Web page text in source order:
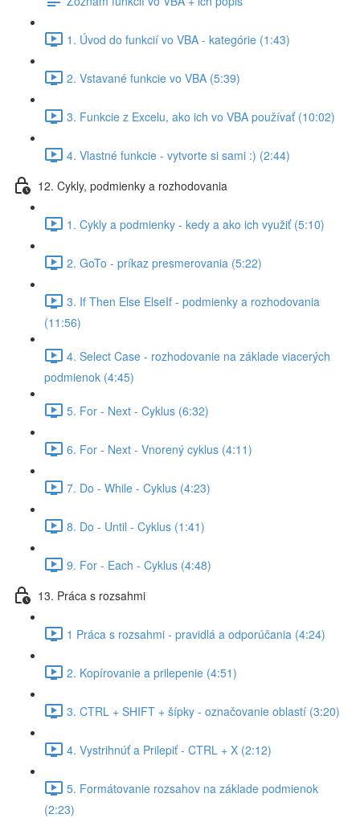
1. Úvod do funkcií vo VBA - kategórie (1:43)
2. Vstavané funkcie vo VBA (5:39)
3. Funkcie z Excelu, ako ich vo VBA používať (10:02)
4. Vlastné funkcie - vytvorte si sami :) (2:44)
12. Cykly, podmienky a rozhodovania
1. Cykly a podmienky - kedy a ako ich využiť (5:10)
2. GoTo - príkaz presmerovania (5:22)
3. If Then Else ElseIf - podmienky a rozhodovania
(11:56)
4. Select Case - rozhodovanie na základe viacerých
podmienok (4:45)
5. For - Next - Cyklus (6:32)
6. For - Next - Vnorený cyklus (4:11)
7. Do - While - Cyklus (4:23)
8. Do - Until - Cyklus (1:41)
9. For - Each - Cyklus (4:48)
13. Práca s rozsahmi
1 Práca s rozsahmi - pravidlá a odporúčania (4:24)
2. Kopírovanie a prilepenie (4:51)
3. CTRL + SHIFT + šípky - označovanie oblastí (3:20)
4. Vystrihnúť a Prilepiť - CTRL + X (2:12)
5. Formátovanie rozsahov na základe podmienok
(2:23)